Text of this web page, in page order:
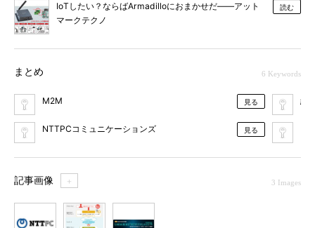
IoTしたい？ならばArmadilloにおまかせだ――アット
マークテクノ
読む
まとめ 6 Keywords
M2M 見る
NTTPCコミュニケーションズ 見る
組
記事画像 ＋ 3 Images